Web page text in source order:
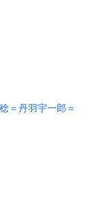
＝丹羽宇一郎＝